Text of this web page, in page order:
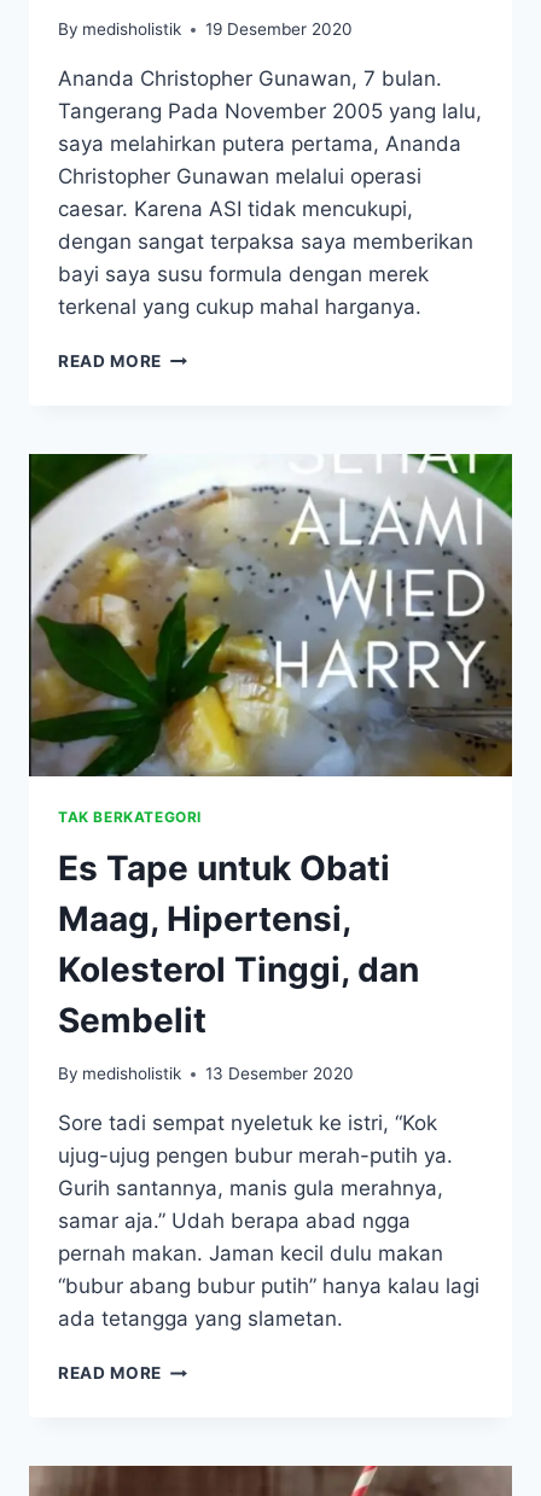
By medisholistik 19 Desember 2020
Ananda Christopher Gunawan, 7 bulan.
Tangerang Pada November 2005 yang lalu,
saya melahirkan putera pertama, Ananda
Christopher Gunawan melalui operasi
caesar. Karena ASI tidak mencukupi,
dengan sangat terpaksa saya memberikan
bayi saya susu formula dengan merek
terkenal yang cukup mahal harganya.
READ MORE DAYA
BEBAS
ALERGI
TAK BERKATEGORI
Es Tape untuk Obati
Maag, Hipertensi,
Kolesterol Tinggi, dan
Sembelit
By medisholistik 13 Desember 2020
Sore tadi sempat nyeletuk ke istri, “Kok
ujug-ujug pengen bubur merah-putih ya.
Gurih santannya, manis gula merahnya,
samar aja.” Udah berapa abad ngga
pernah makan. Jaman kecil dulu makan
“bubur abang bubur putih” hanya kalau lagi
ada tetangga yang slametan.
READ MORE ES
MAAG,